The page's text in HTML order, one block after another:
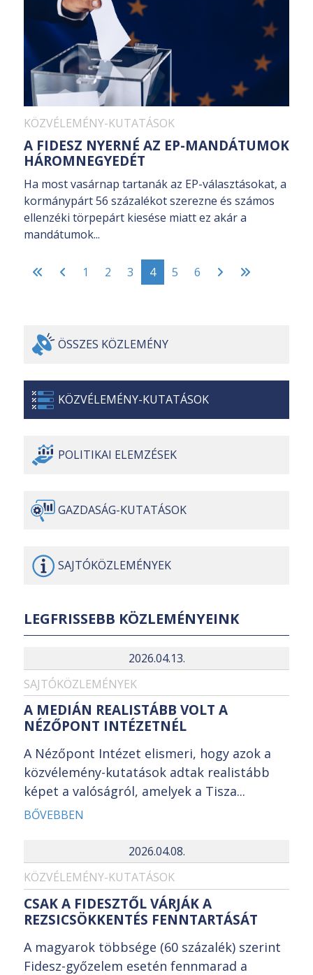
KÖZVÉLEMÉNY-KUTATÁSOK
A FIDESZ NYERNÉ AZ EP-MANDÁTUMOK
HÁROMNEGYEDÉT
Ha most vasárnap tartanák az EP-választásokat, a
kormánypárt 56 százalékot szerezne és számos
ellenzéki törpepárt kiesése miatt ez akár a
mandátumok...
1 2 3 4 5 6
ÖSSZES KÖZLEMÉNY
KÖZVÉLEMÉNY-KUTATÁSOK
POLITIKAI ELEMZÉSEK
GAZDASÁG-KUTATÁSOK
SAJTÓKÖZLEMÉNYEK
LEGFRISSEBB KÖZLEMÉNYEINK
2026.04.13.
SAJTÓKÖZLEMÉNYEK
A MEDIÁN REALISTÁBB VOLT A
NÉZŐPONT INTÉZETNÉL
A Nézőpont Intézet elismeri, hogy azok a
közvélemény-kutatások adtak realistább
képet a valóságról, amelyek a Tisza...
BŐVEBBEN
2026.04.08.
KÖZVÉLEMÉNY-KUTATÁSOK
CSAK A FIDESZTŐL VÁRJÁK A
REZSICSÖKKENTÉS FENNTARTÁSÁT
A magyarok többsége (60 százalék) szerint
Fidesz-győzelem esetén fennmarad a